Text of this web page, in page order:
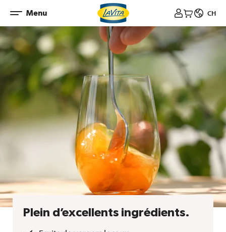
content
Menu  CH
Plein d’excellents ingrédients.